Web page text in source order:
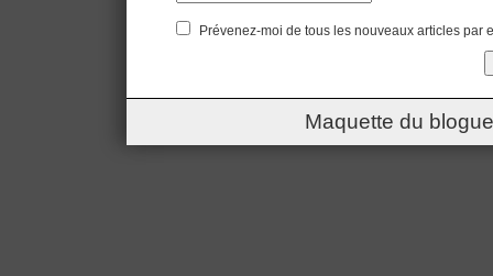
Prévenez-moi de tous les nouveaux articles par
Maquette du